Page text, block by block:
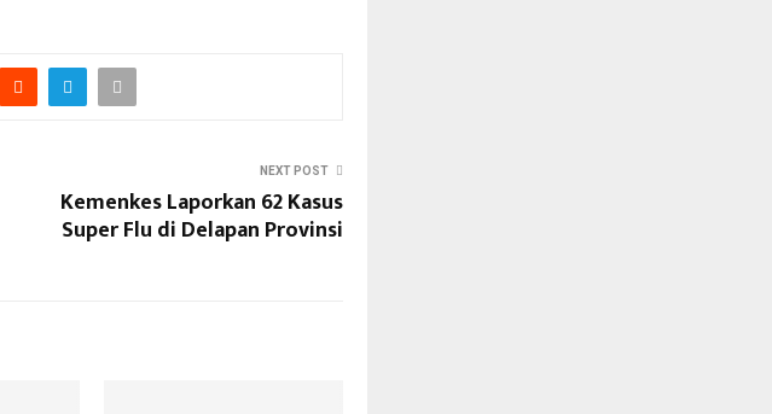
NEXT POST
Kemenkes Laporkan 62 Kasus
Super Flu di Delapan Provinsi